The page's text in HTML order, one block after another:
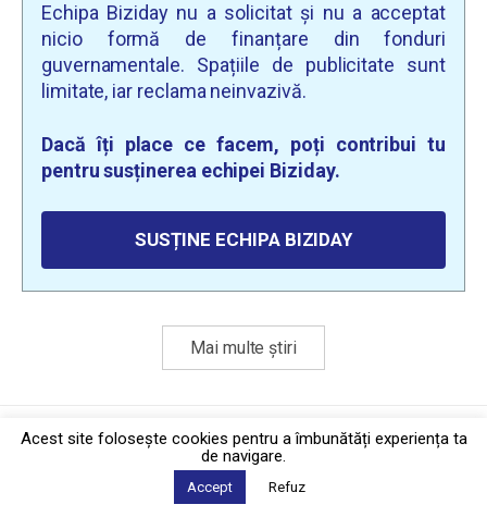
Echipa Biziday nu a solicitat și nu a acceptat
nicio formă de finanțare din fonduri
guvernamentale. Spațiile de publicitate sunt
limitate, iar reclama neinvazivă.
Dacă îți place ce facem, poți contribui tu
pentru susținerea echipei Biziday.
SUSȚINE ECHIPA BIZIDAY
Mai multe știri
Politica de confidențialitate·Contact
2026 © Biziday
Acest site foloseşte cookies pentru a îmbunătăți experiența ta
de navigare.
Accept Refuz